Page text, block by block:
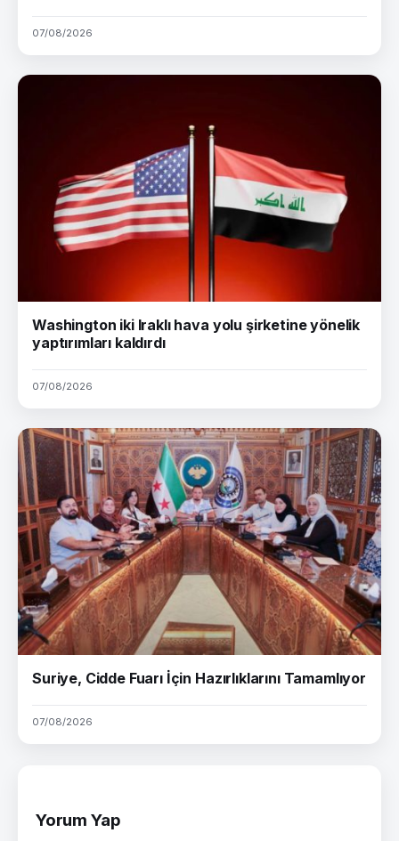
07/08/2026
Washington iki Iraklı hava yolu şirketine yönelik
yaptırımları kaldırdı
07/08/2026
Suriye, Cidde Fuarı İçin Hazırlıklarını Tamamlıyor
07/08/2026
Yorum Yap